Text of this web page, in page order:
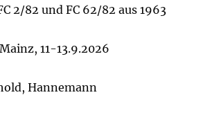
2/82 und FC 62/82 aus 1963
11-13.9.2026
Hannemann